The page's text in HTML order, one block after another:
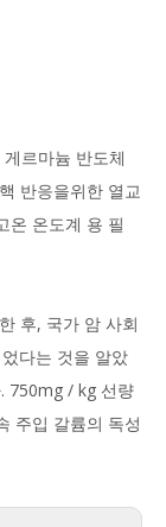
르마늄 반도체
반응을위한 열교
온 온도계 용 필
후, 국가 암 사회
다는 것을 알았
750mg / kg 선량
주입 갈륨의 독성